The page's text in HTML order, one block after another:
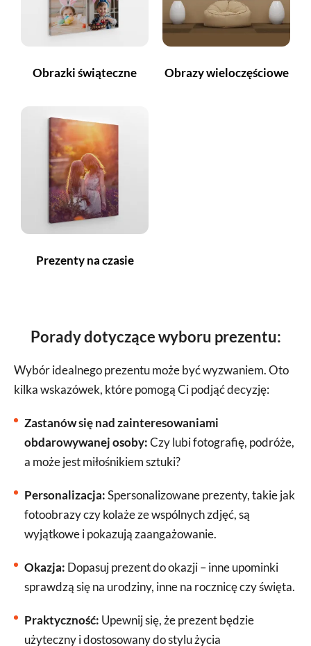
Obrazki świąteczne Obrazy wieloczęściowe
Prezenty na czasie
Porady dotyczące wyboru prezentu:
Wybór idealnego prezentu może być wyzwaniem. Oto
kilka wskazówek, które pomogą Ci podjąć decyzję:
Zastanów się nad zainteresowaniami
obdarowywanej osoby:Czy lubi fotografię, podróże,
a może jest miłośnikiem sztuki?
Personalizacja:Spersonalizowane prezenty, takie jak
fotoobrazy czy kolaże ze wspólnych zdjęć, są
wyjątkowe i pokazują zaangażowanie.
Okazja: Dopasuj prezent do okazji – inne upominki
sprawdzą się na urodziny, inne na rocznicę czy święta.
Praktyczność: Upewnij się, że prezent będzie
użyteczny i dostosowany do stylu życia